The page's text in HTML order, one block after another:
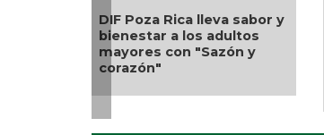
DIF Poza Rica lleva sabor y
bienestar a los adultos
mayores con "Sazón y
corazón"